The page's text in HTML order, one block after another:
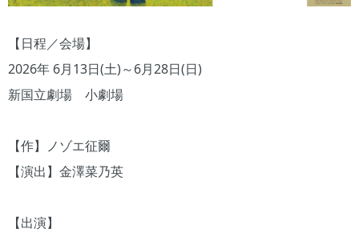
【日程／会場】
2026年 6月13日(土)～6月28日(日)
新国立劇場 小劇場
【作】ノゾエ征爾
【演出】金澤菜乃英
【出演】